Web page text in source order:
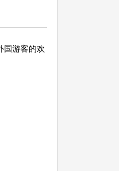
国游客的欢